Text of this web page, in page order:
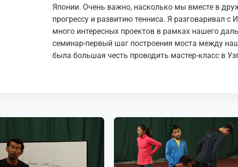
Японии. Очень важно, насколько мы вместе в
прогрессу и развитию тенниса. Я разговаривал
много интересных проектов в рамках нашего
семинар-первый шаг построения моста между
была большая честь проводить мастер-класс в